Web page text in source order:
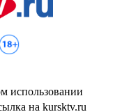
использовании
на kursktv.ru